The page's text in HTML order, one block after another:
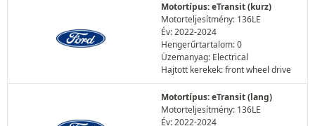
Motortípus: eTransit (kurz)
Motorteljesítmény: 136LE
Év: 2022-2024
Hengerűrtartalom: 0
Üzemanyag: Electrical
Hajtott kerekek: front wheel drive
Motortípus: eTransit (lang)
Motorteljesítmény: 136LE
Év: 2022-2024